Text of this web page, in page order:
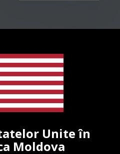
Unite în
Moldova